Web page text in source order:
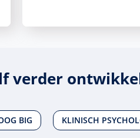
verder
BIG KLINISCH